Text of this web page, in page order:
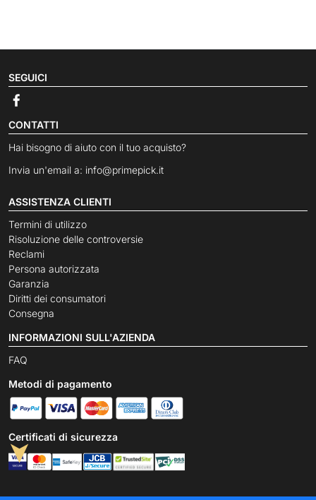
SEGUICI
CONTATTI
Hai bisogno di aiuto con il tuo acquisto?
Invia un'email a: info@primepick.it
ASSISTENZA CLIENTI
Termini di utilizzo
Risoluzione delle controversie
Reclami
Persona autorizzata
Garanzia
Diritti dei consumatori
Consegna
INFORMAZIONI SULL'AZIENDA
FAQ
Metodi di pagamento
Certificati di sicurezza
➤